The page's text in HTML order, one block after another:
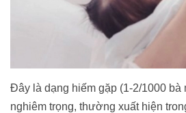
Đây là dạng hiếm gặp (1-2/1000 bà
nghiêm trọng, thường xuất hiện